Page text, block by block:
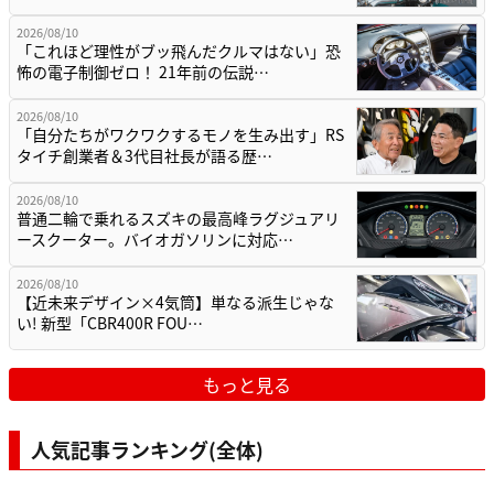
2026/08/10
「これほど理性がブッ飛んだクルマはない」恐
怖の電子制御ゼロ！ 21年前の伝説…
2026/08/10
「自分たちがワクワクするモノを生み出す」RS
タイチ創業者＆3代目社長が語る歴…
2026/08/10
普通二輪で乗れるスズキの最高峰ラグジュアリ
ースクーター。バイオガソリンに対応…
2026/08/10
【近未来デザイン×4気筒】単なる派生じゃな
い! 新型「CBR400R FOU…
もっと見る
人気記事ランキング(全体)